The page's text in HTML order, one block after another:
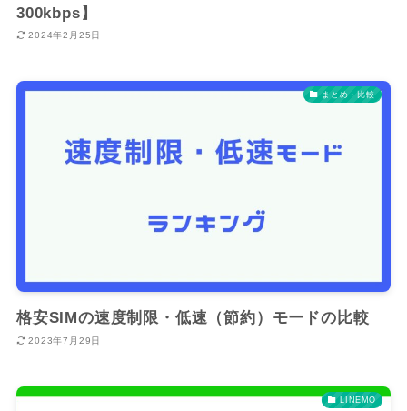
300kbps】
2024年2月25日
まとめ・比較
格安SIMの速度制限・低速（節約）モードの比較
2023年7月29日
LINEMO